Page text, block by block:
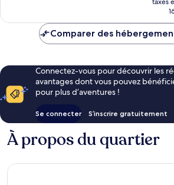
Comparer des
Connectez-vous pour découvrir les
avantages dont vous pouvez
pour plus d’aventures !
Se connecter S’inscrire gratuitement
À propos du quartier